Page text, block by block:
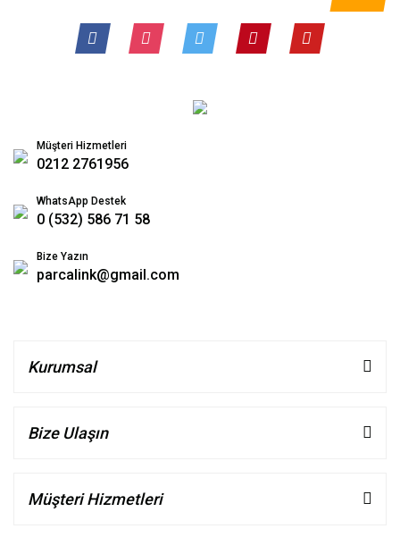
Müşteri Hizmetleri
0212 2761956
WhatsApp Destek
0 (532) 586 71 58
Bize Yazın
parcalink@gmail.com
Kurumsal
Bize Ulaşın
Müşteri Hizmetleri